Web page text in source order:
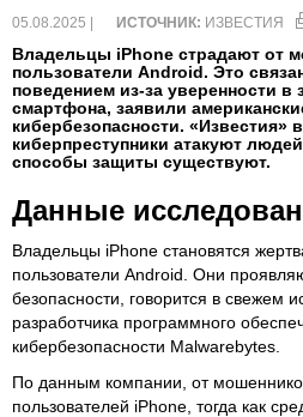
05.08.2025 | ИСТОЧНИК: ИЗВЕСТИЯ
Владельцы iPhone страдают от
пользователи Android. Это
поведением из-за уверенности в
смартфона, заявили
кибербезопасности. «Известия»
киберпреступники атакуют
способы защиты существуют.
Данные
Владельцы iPhone становятся
пользователи Android. Они
безопасности, говорится в свежем
разработчика программного
кибербезопасности Malwarebytes.
По данным компании, от
пользователей iPhone, тогда как